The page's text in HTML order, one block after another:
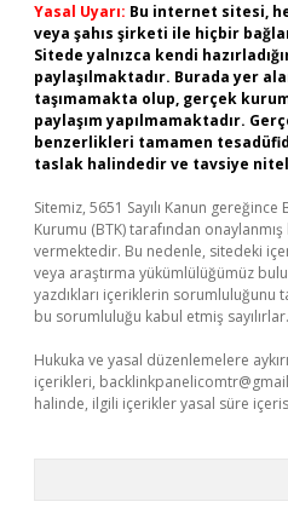
Yasal Uyarı: Bu internet sitesi,
veya şahıs şirketi ile hiçbir
Sitede yalnızca kendi
paylaşılmaktadır. Burada yer
taşımamakta olup, gerçek
paylaşım yapılmamaktadır.
benzerlikleri tamamen
taslak halindedir ve tavsiye
Sitemiz, 5651 Sayılı Kanun
Kurumu (BTK) tarafından
vermektedir. Bu nedenle, sitedeki
veya araştırma yükümlülüğümüz
yazdıkları içeriklerin sorumluluğunu
bu sorumluluğu kabul etmiş sayılırlar.
Hukuka ve yasal düzenlemelere
içerikleri,
halinde, ilgili içerikler yasal süre